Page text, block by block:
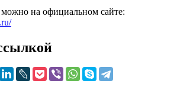
на официальном сайте: